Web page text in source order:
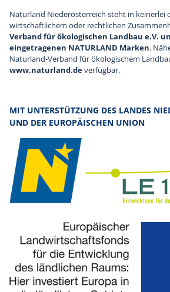
Naturland Niederösterreich steht in keinerlei
wirtschaftlichem oder rechtlichen
Verband für ökologischen Landbau e.V.
eingetragenen NATURLAND Marken.
Naturland-Verband für ökologischem
www.naturland.deverfügbar.
MIT UNTERSTÜTZUNG DES LANDES
UND DER EUROPÄISCHEN UNION